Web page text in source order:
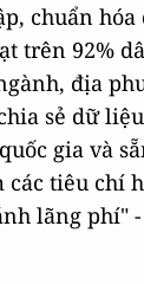
chuẩn
trên 92%
địa
sẻ dữ
gia và
các tiêu chí
lãng phí"